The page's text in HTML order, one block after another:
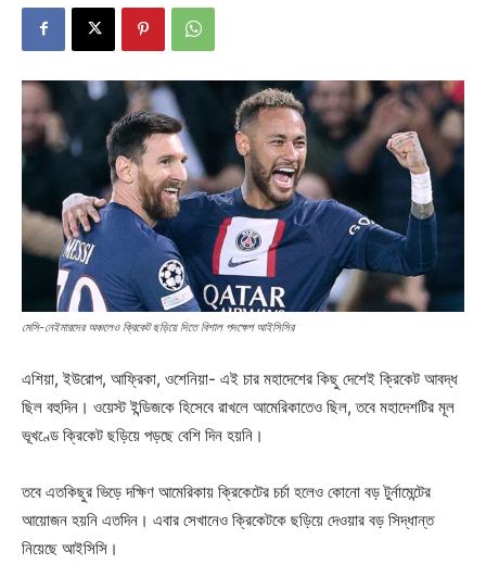
মেসি-নেইমারদের অঞ্চলেও ক্রিকেট ছড়িয়ে দিতে বিশাল পদক্ষেপ আইসিসির
এশিয়া, ইউরোপ, আফ্রিকা, ওশেনিয়া- এই চার মহাদেশের কিছু দেশেই ক্রিকেট আবদ্ধ
ছিল বহুদিন। ওয়েস্ট ইন্ডিজকে হিসেবে রাখলে আমেরিকাতেও ছিল, তবে মহাদেশটির মূল
ভূখণ্ডে ক্রিকেট ছড়িয়ে পড়ছে বেশি দিন হয়নি।
তবে এতকিছুর ভিড়ে দক্ষিণ আমেরিকায় ক্রিকেটের চর্চা হলেও কোনো বড় টুর্নামেন্টের
আয়োজন হয়নি এতদিন। এবার সেখানেও ক্রিকেটকে ছড়িয়ে দেওয়ার বড় সিদ্ধান্ত
নিয়েছে আইসিসি।